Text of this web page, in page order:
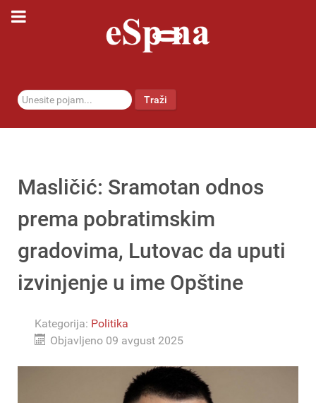
traži... Traži
Masličić: Sramotan odnos
prema pobratimskim
gradovima, Lutovac da uputi
izvinjenje u ime Opštine
Kategorija: Politika
Objavljeno 09 avgust 2025